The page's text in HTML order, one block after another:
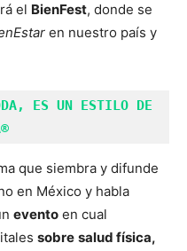
el BienFest, donde se
en nuestro país y
ES UN ESTILO DE
®
que siembra y difunde
en México y habla
evento en cual
sobre salud física,